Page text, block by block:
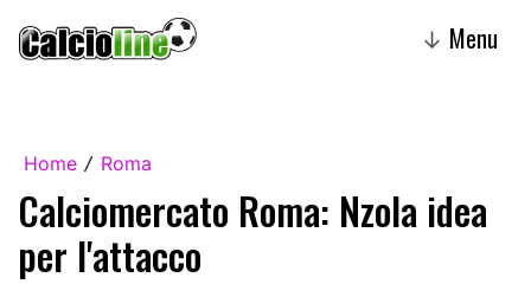
↓ Menu
Home / Roma
Calciomercato Roma: Nzola idea
per l'attacco